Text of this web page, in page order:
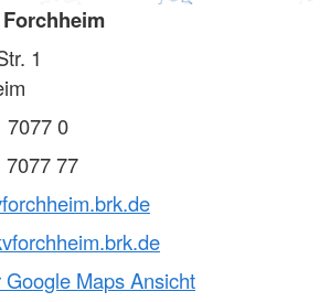
1
7077 0
7077 77
Google Maps Ansicht